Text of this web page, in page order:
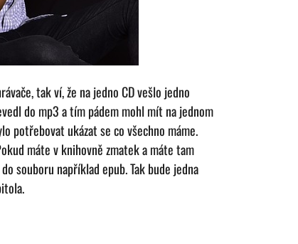
tak ví, že na jedno CD vešlo jedno
do mp3 a tím pádem mohl mít na jednom
potřebovat ukázat se co všechno máme.
máte v knihovně zmatek a máte tam
souboru například epub. Tak bude jedna